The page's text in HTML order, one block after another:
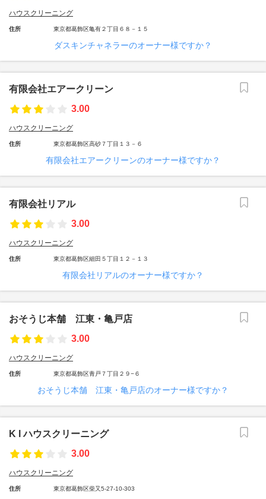
ハウスクリーニング
住所 東京都葛飾区亀有２丁目６８－１５
ダスキンチャネラーのオーナー様ですか？
有限会社エアークリーン
3.00
ハウスクリーニング
住所 東京都葛飾区高砂７丁目１３－６
有限会社エアークリーンのオーナー様ですか？
有限会社リアル
3.00
ハウスクリーニング
住所 東京都葛飾区細田５丁目１２－１３
有限会社リアルのオーナー様ですか？
おそうじ本舗 江東・亀戸店
3.00
ハウスクリーニング
住所 東京都葛飾区青戸７丁目２９−６
おそうじ本舗 江東・亀戸店のオーナー様ですか？
K I ハウスクリーニング
3.00
ハウスクリーニング
住所 東京都葛飾区柴又5-27-10-303